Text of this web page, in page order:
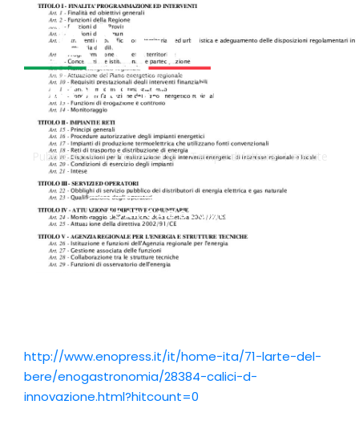
ENOPRESS – 01 ottobre
Pubblicato il1 Ottobre 2016 Tempo di lettura:1 minute
SCARICA DOCUMENTO
http://www.enopress.it/it/home-ita/71-larte-del-
bere/enogastronomia/28384-calici-d-
innovazione.html?hitcount=0